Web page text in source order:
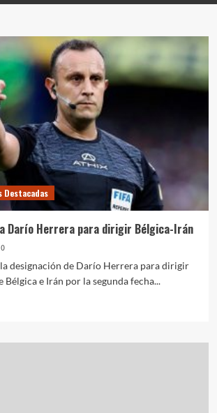
Destacadas
a Darío Herrera para dirigir Bélgica-Irán
0
designación de Darío Herrera para dirigir
e Irán por la segunda fecha...